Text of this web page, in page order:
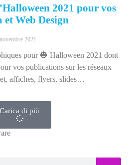
2021 pour vos
et Web Design
2021
pour 🎃 Halloween 2021 dont
vos publications sur les réseaux
affiches, flyers, slides…
Carica di più